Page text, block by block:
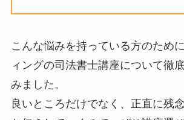
こんな悩みを持っている方のため
ィングの司法書士講座について徹
みました。
良いところだけでなく、正直に残